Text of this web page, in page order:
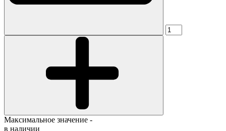
Максимальное значение -
в наличии